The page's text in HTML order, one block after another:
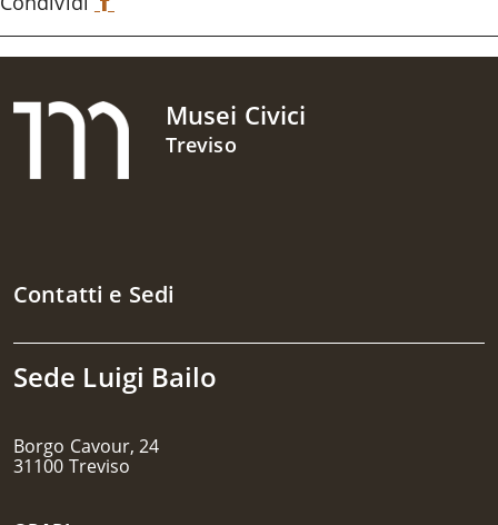
o
o
Musei Civici
Treviso
Contatti e Sedi
Sede Luigi Bailo
Borgo Cavour, 24
31100 Treviso